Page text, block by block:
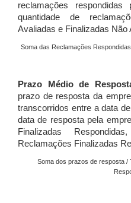
reclamações
quantidade de
Avaliadas e Finalizadas Não
Soma das Reclamações
Prazo Médio de
prazo de resposta da
transcorridos entre a data
data de resposta pela
Finalizadas
Reclamações Finalizadas
Soma dos prazos de resposta /